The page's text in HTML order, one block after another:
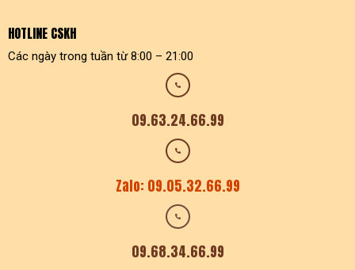
HOTLINE CSKH
Các ngày trong tuần từ 8:00 – 21:00
09.63.24.66.99
Zalo: 09.05.32.66.99
09.68.34.66.99